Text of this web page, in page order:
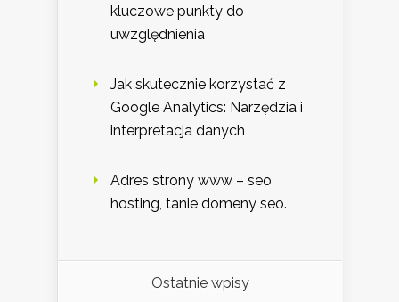
kluczowe punkty do
uwzględnienia
Jak skutecznie korzystać z
Google Analytics: Narzędzia i
interpretacja danych
Adres strony www – seo
hosting, tanie domeny seo.
Ostatnie wpisy